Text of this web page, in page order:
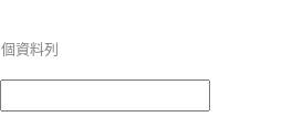
個資料列